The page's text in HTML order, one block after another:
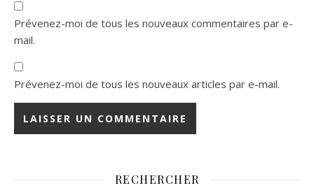
Prévenez-moi de tous les nouveaux commentaires par e-
mail.
Prévenez-moi de tous les nouveaux articles par e-mail.
RECHERCHER